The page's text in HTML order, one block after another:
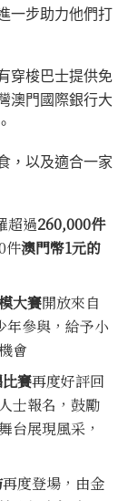
一步助力他們打
穿梭巴士提供免
澳門國際銀行大
，以及適合一家
超過260,000件
件澳門幣1元的
大賽開放來自
年參與，給予小
會
賽再度好評回
士報名，鼓勵
台展現風采，
再度登場，由金